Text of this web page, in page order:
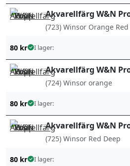
Akvarellfärg W&N
(723) Winsor Orange
80 kr I lager:
Akvarellfärg W&N
(724) Winsor orange
80 kr I lager:
Akvarellfärg W&N
(725) Winsor Red Deep
80 kr I lager: